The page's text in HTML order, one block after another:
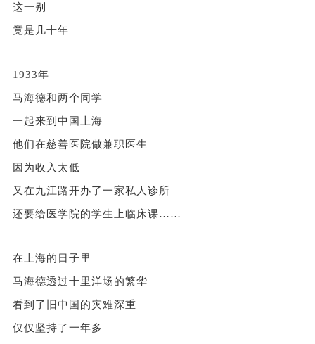
这一别
竟是几十年
1933年
马海德和两个同学
一起来到中国上海
他们在慈善医院做兼职医生
因为收入太低
又在九江路开办了一家私人诊所
还要给医学院的学生上临床课……
在上海的日子里
马海德透过十里洋场的繁华
看到了旧中国的灾难深重
仅仅坚持了一年多